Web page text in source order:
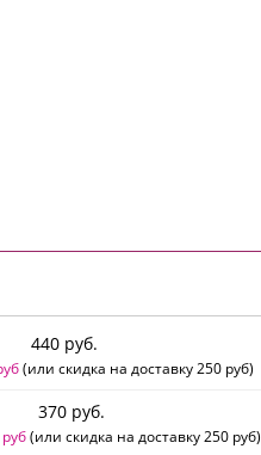
440 руб.
(или скидка на доставку 250 руб)
370 руб.
(или скидка на доставку 250 руб)